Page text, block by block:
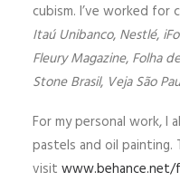
cubism. I’ve worked for
Itaú Unibanco, Nestlé,
Fleury Magazine, Folha
Stone Brasil, Veja São
For my personal work, I
pastels and oil painting.
visit www.behance.net/